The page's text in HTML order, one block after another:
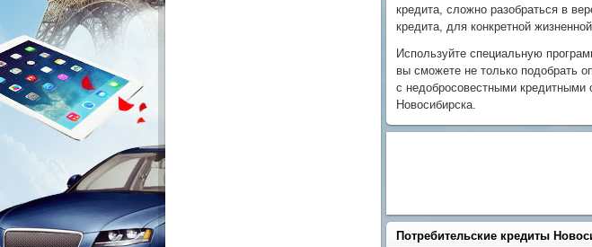
кредита, сложно разобраться в
кредита, для конкретной
Используйте специальную
вы сможете не только подобрать
с недобросовестными кредитными
Новосибирска.
Потребительские кредиты